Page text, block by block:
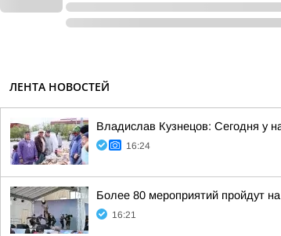
ЛЕНТА НОВОСТЕЙ
Владислав Кузнецов: Сегодня у
16:24
Более 80 мероприятий пройдут
16:21